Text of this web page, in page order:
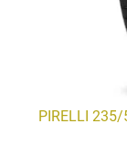
PIRELLI 235/